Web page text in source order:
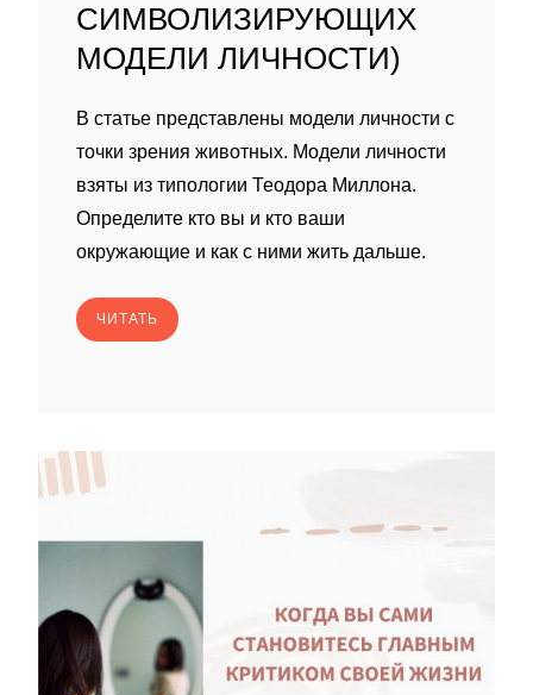
СИМВОЛИЗИРУЮЩИХ
МОДЕЛИ ЛИЧНОСТИ)
В статье представлены модели личности с
точки зрения животных. Модели личности
взяты из типологии Теодора Миллона.
Определите кто вы и кто ваши
окружающие и как с ними жить дальше.
ЧИТАТЬ